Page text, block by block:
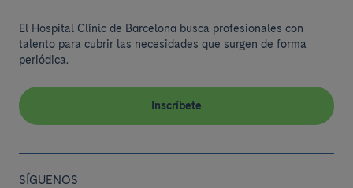
El Hospital Clínic de Barcelona busca profesionales con
talento para cubrir las necesidades que surgen de forma
periódica.
Inscríbete
SÍGUENOS